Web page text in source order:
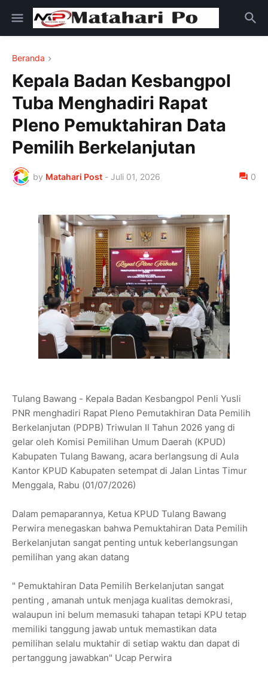
Beranda
Kepala Badan Kesbangpol
Tuba Menghadiri Rapat
Pleno Pemuktahiran Data
Pemilih Berkelanjutan
by Matahari Post - Juli 01, 2026 0
Tulang Bawang - Kepala Badan Kesbangpol Penli Yusli
PNR menghadiri Rapat Pleno Pemutakhiran Data Pemilih
Berkelanjutan (PDPB) Triwulan II Tahun 2026 yang di
gelar oleh Komisi Pemilihan Umum Daerah (KPUD)
Kabupaten Tulang Bawang, acara berlangsung di Aula
Kantor KPUD Kabupaten setempat di Jalan Lintas Timur
Menggala, Rabu (01/07/2026)
Dalam pemaparannya, Ketua KPUD Tulang Bawang
Perwira menegaskan bahwa Pemuktahiran Data Pemilih
Berkelanjutan sangat penting untuk keberlangsungan
pemilihan yang akan datang
" Pemuktahiran Data Pemilih Berkelanjutan sangat
penting , amanah untuk menjaga kualitas demokrasi,
walaupun ini belum memasuki tahapan tetapi KPU tetap
memiliki tanggung jawab untuk memastikan data
pemilihan selalu muktahir di setiap waktu dan dapat di
pertanggung jawabkan" Ucap Perwira